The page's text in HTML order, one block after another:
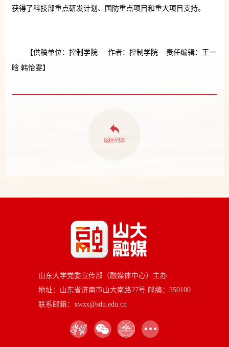
获得了科技部重点研发计划、国防重点项目和重大项目支持。
【供稿单位：控制学院 作者：控制学院 责任编辑：王一
晗 韩怡雯】
山东大学党委宣传部（融媒体中心）主办
地址：山东省济南市山大南路27号 邮编：250100
联系邮箱：xwzx@sdu.edu.cn